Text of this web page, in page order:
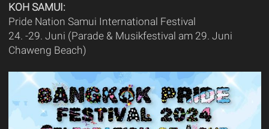
KOH SAMUI:
Pride Nation Samui International Festival
24. -29. Juni (Parade & Musikfestival am 29. Juni
Chaweng Beach)